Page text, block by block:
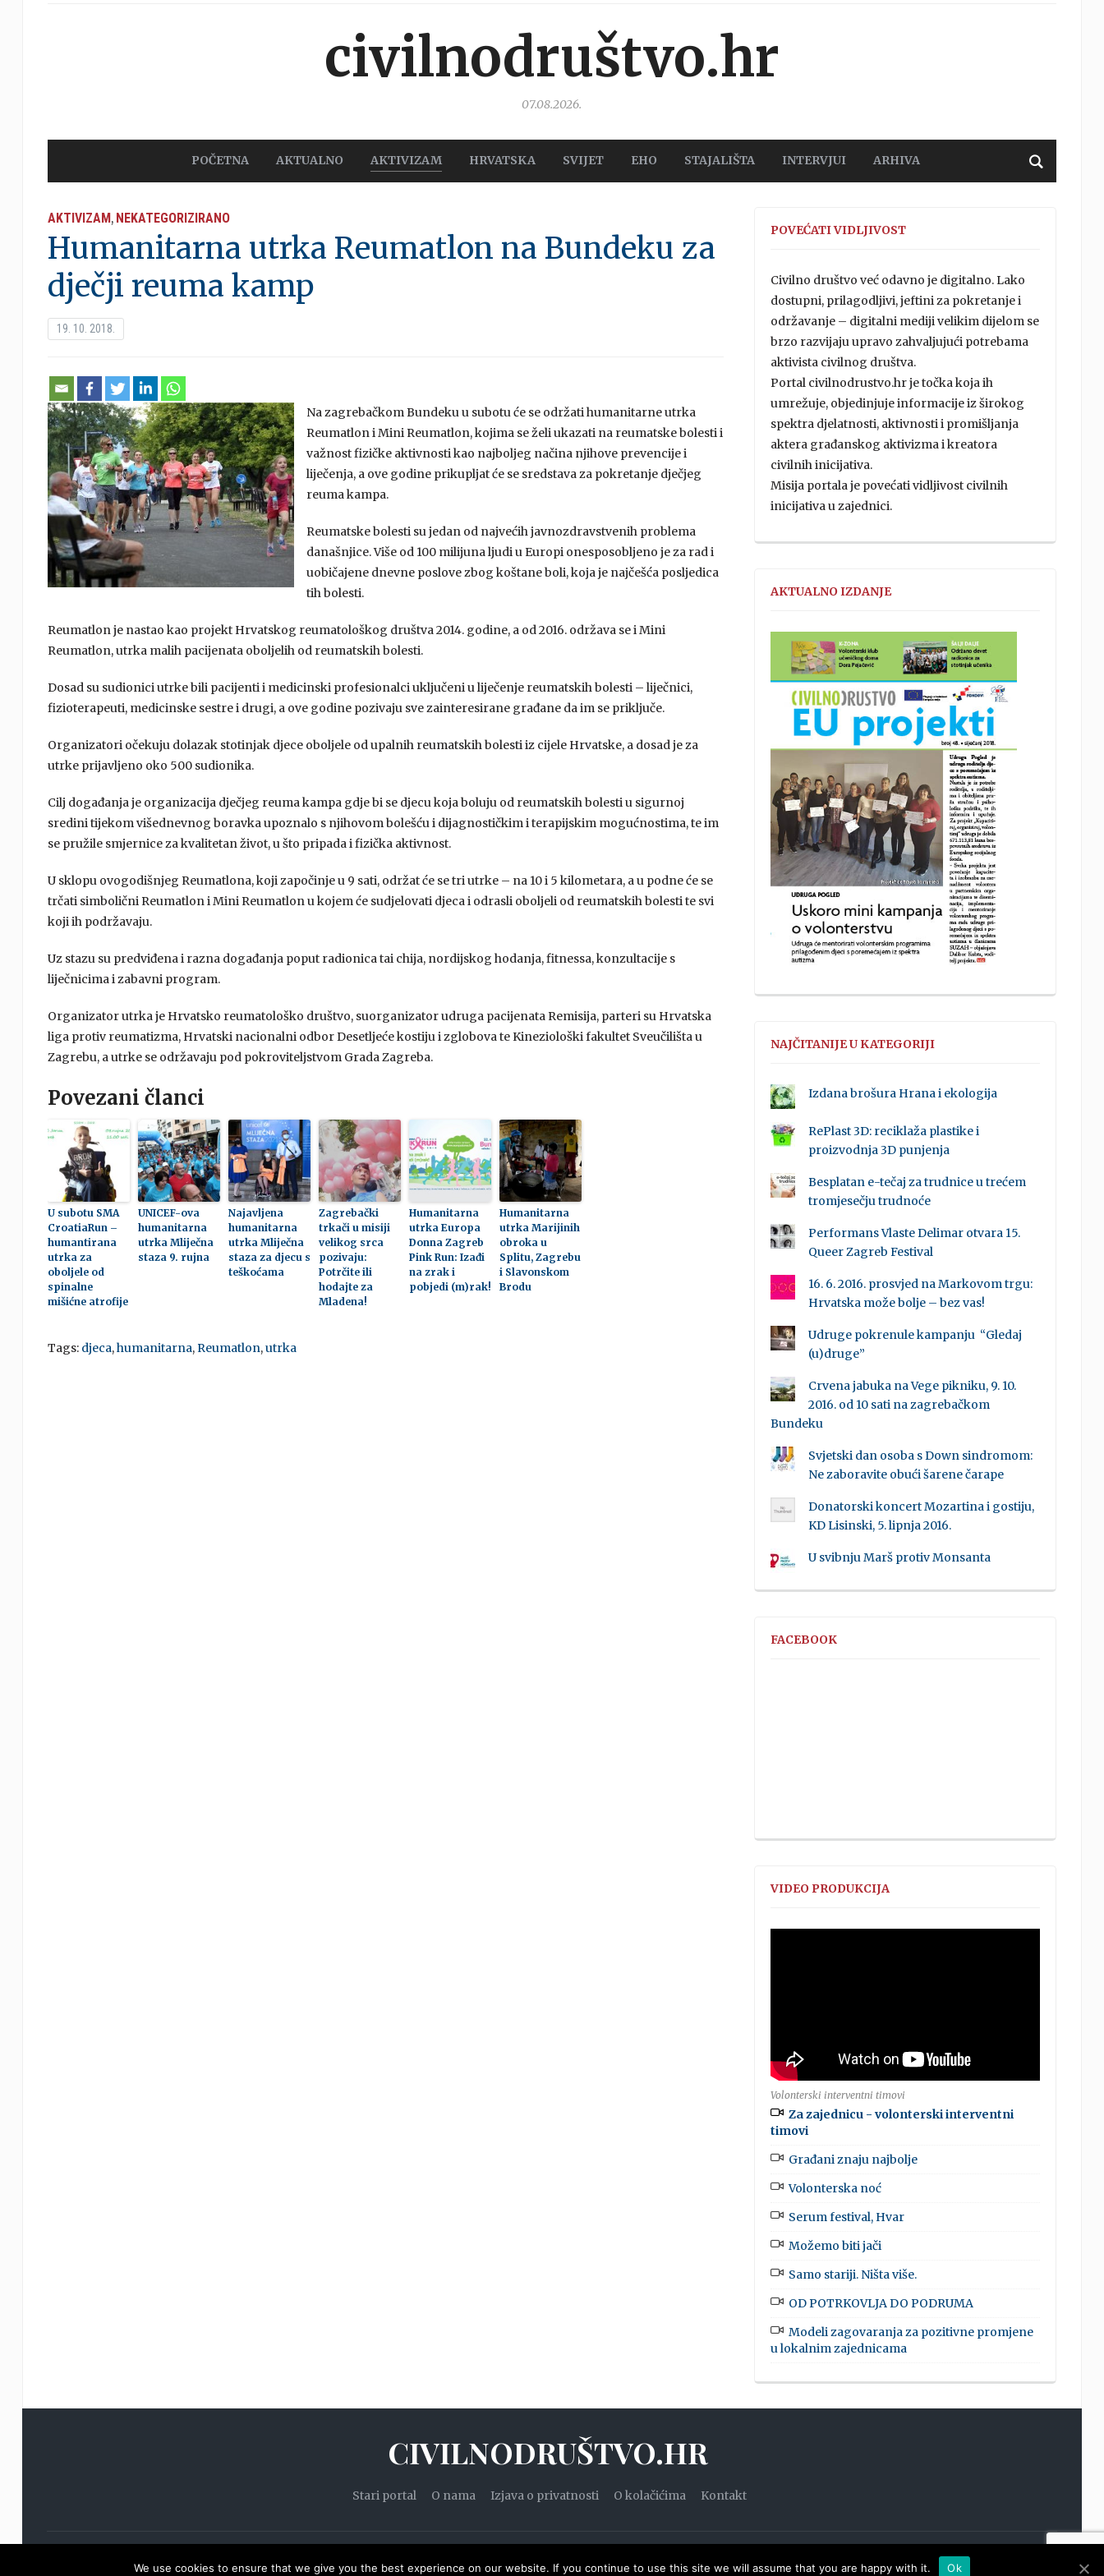
civilnodruštvo.hr
07.08.2026.
POČETNA AKTUALNO AKTIVIZAM HRVATSKA SVIJET EHO STAJALIŠTA INTERVJUI ARHIVA
AKTIVIZAM, NEKATEGORIZIRANO
Humanitarna utrka Reumatlon na Bundeku za
dječji reuma kamp
19. 10. 2018.
Na zagrebačkom Bundeku u subotu će se održati humanitarne utrka
Reumatlon i Mini Reumatlon, kojima se želi ukazati na reumatske bolesti i
važnost fizičke aktivnosti kao najboljeg načina njihove prevencije i
liječenja, a ove godine prikupljat će se sredstava za pokretanje dječjeg
reuma kampa.
Reumatske bolesti su jedan od najvećih javnozdravstvenih problema
današnjice. Više od 100 milijuna ljudi u Europi onesposobljeno je za rad i
uobičajene dnevne poslove zbog koštane boli, koja je najčešća posljedica
tih bolesti.
Reumatlon je nastao kao projekt Hrvatskog reumatološkog društva 2014. godine, a od 2016. održava se i Mini
Reumatlon, utrka malih pacijenata oboljelih od reumatskih bolesti.
Dosad su sudionici utrke bili pacijenti i medicinski profesionalci uključeni u liječenje reumatskih bolesti – liječnici,
fizioterapeuti, medicinske sestre i drugi, a ove godine pozivaju sve zainteresirane građane da im se priključe.
Organizatori očekuju dolazak stotinjak djece oboljele od upalnih reumatskih bolesti iz cijele Hrvatske, a dosad je za
utrke prijavljeno oko 500 sudionika.
Cilj događanja je organizacija dječjeg reuma kampa gdje bi se djecu koja boluju od reumatskih bolesti u sigurnoj
sredini tijekom višednevnog boravka upoznalo s njihovom bolešću i dijagnostičkim i terapijskim mogućnostima, te im
se pružile smjernice za kvalitetan život, u što pripada i fizička aktivnost.
U sklopu ovogodišnjeg Reumatlona, koji započinje u 9 sati, održat će se tri utrke – na 10 i 5 kilometara, a u podne će se
trčati simbolični Reumatlon i Mini Reumatlon u kojem će sudjelovati djeca i odrasli oboljeli od reumatskih bolesti te svi
koji ih podržavaju.
Uz stazu su predviđena i razna događanja poput radionica tai chija, nordijskog hodanja, fitnessa, konzultacije s
liječnicima i zabavni program.
Organizator utrka je Hrvatsko reumatološko društvo, suorganizator udruga pacijenata Remisija, parteri su Hrvatska
liga protiv reumatizma, Hrvatski nacionalni odbor Desetljeće kostiju i zglobova te Kineziološki fakultet Sveučilišta u
Zagrebu, a utrke se održavaju pod pokroviteljstvom Grada Zagreba.
Povezani članci
U subotu SMA
CroatiaRun –
humantirana
utrka za
oboljele od
spinalne
mišićne atrofije
UNICEF-ova
humanitarna
utrka Mliječna
staza 9. rujna
Najavljena
humanitarna
utrka Mliječna
staza za djecu s
teškoćama
Zagrebački
trkači u misiji
velikog srca
pozivaju:
Potrčite ili
hodajte za
Mladena!
Humanitarna
utrka Europa
Donna Zagreb
Pink Run: Izađi
na zrak i
pobjedi (m)rak!
Humanitarna
utrka Marijinih
obroka u
Splitu, Zagrebu
i Slavonskom
Brodu
Tags: djeca,humanitarna,Reumatlon,utrka
POVEĆATI VIDLJIVOST
Civilno društvo već odavno je digitalno. Lako
dostupni, prilagodljivi, jeftini za pokretanje i
održavanje – digitalni mediji velikim dijelom se
brzo razvijaju upravo zahvaljujući potrebama
aktivista civilnog društva.
Portal civilnodrustvo.hr je točka koja ih
umrežuje, objedinjuje informacije iz širokog
spektra djelatnosti, aktivnosti i promišljanja
aktera građanskog aktivizma i kreatora
civilnih inicijativa.
Misija portala je povećati vidljivost civilnih
inicijativa u zajednici.
AKTUALNO IZDANJE
NAJČITANIJE U KATEGORIJI
Izdana brošura Hrana i ekologija
RePlast 3D: reciklaža plastike i
proizvodnja 3D punjenja
Besplatan e-tečaj za trudnice u trećem
tromjesečju trudnoće
Performans Vlaste Delimar otvara 15.
Queer Zagreb Festival
16. 6. 2016. prosvjed na Markovom trgu:
Hrvatska može bolje – bez vas!
Udruge pokrenule kampanju “Gledaj
(u)druge”
Crvena jabuka na Vege pikniku, 9. 10.
2016. od 10 sati na zagrebačkom
Bundeku
Svjetski dan osoba s Down sindromom:
Ne zaboravite obući šarene čarape
Donatorski koncert Mozartina i gostiju,
KD Lisinski, 5. lipnja 2016.
U svibnju Marš protiv Monsanta
FACEBOOK
VIDEO PRODUKCIJA
Volonterski interventni timovi
Za zajednicu - volonterski interventni
timovi
Građani znaju najbolje
Volonterska noć
Serum festival, Hvar
Možemo biti jači
Samo stariji. Ništa više.
OD POTRKOVLJA DO PODRUMA
Modeli zagovaranja za pozitivne promjene
u lokalnim zajednicama
CIVILNODRUŠTVO.HR
Stari portal O nama Izjava o privatnosti O kolačićima Kontakt
We use cookies to ensure that we give you the best experience on our website. If you continue to use this site we will assume that you are happy with it. Ok